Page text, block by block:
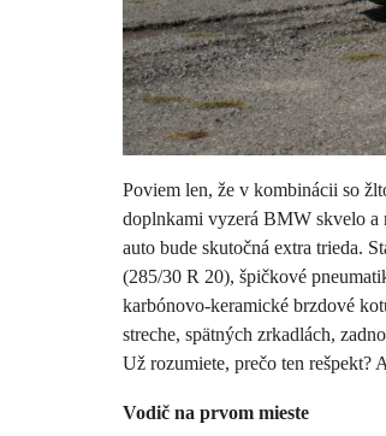
Poviem len, že v kombinácii so
doplnkami vyzerá BMW skvelo a
auto bude skutočná extra trieda.
(285/30 R 20), špičkové
karbónovo-keramické brzdové
streche, spätných zrkadlách,
Už rozumiete, prečo ten rešpekt?
Vodič na prvom mieste
Majo Bona júl 31, 2026 0